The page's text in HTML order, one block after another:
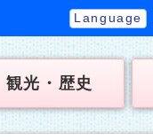
Language
観光・歴史